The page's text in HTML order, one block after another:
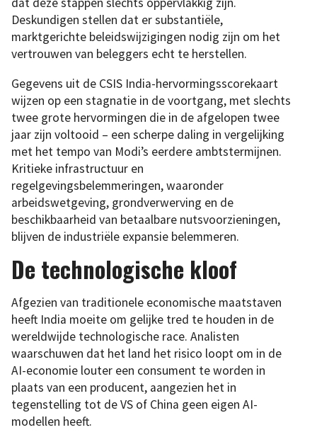
Deskundigen stellen dat er substantiële,
marktgerichte beleidswijzigingen nodig zijn om het
vertrouwen van beleggers echt te herstellen.
Gegevens uit de CSIS India-hervormingsscorekaart
wijzen op een stagnatie in de voortgang, met slechts
twee grote hervormingen die in de afgelopen twee
jaar zijn voltooid – een scherpe daling in vergelijking
met het tempo van Modi’s eerdere ambtstermijnen.
Kritieke infrastructuur en
regelgevingsbelemmeringen, waaronder
arbeidswetgeving, grondverwerving en de
beschikbaarheid van betaalbare nutsvoorzieningen,
blijven de industriële expansie belemmeren.
De technologische kloof
Afgezien van traditionele economische maatstaven
heeft India moeite om gelijke tred te houden in de
wereldwijde technologische race. Analisten
waarschuwen dat het land het risico loopt om in de
AI-economie louter een consument te worden in
plaats van een producent, aangezien het in
tegenstelling tot de VS of China geen eigen AI-
modellen heeft.